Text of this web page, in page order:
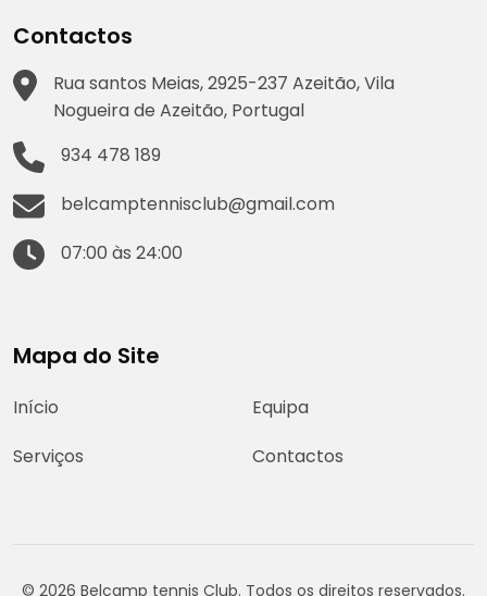
Contactos
Rua santos Meias, 2925-237 Azeitão, Vila
Nogueira de Azeitão, Portugal
934 478 189
belcamptennisclub@gmail.com
07:00 às 24:00
Mapa do Site
Início
Equipa
Serviços
Contactos
© 2026 Belcamp tennis Club. Todos os direitos reservados.